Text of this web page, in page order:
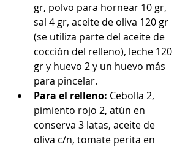
gr, polvo para hornear 10 gr,
sal 4 gr, aceite de oliva 120 gr
(se utiliza parte del aceite de
cocción del relleno), leche 120
gr y huevo 2 y un huevo más
para pincelar.
Para el relleno: Cebolla 2,
pimiento rojo 2, atún en
conserva 3 latas, aceite de
oliva c/n, tomate perita en